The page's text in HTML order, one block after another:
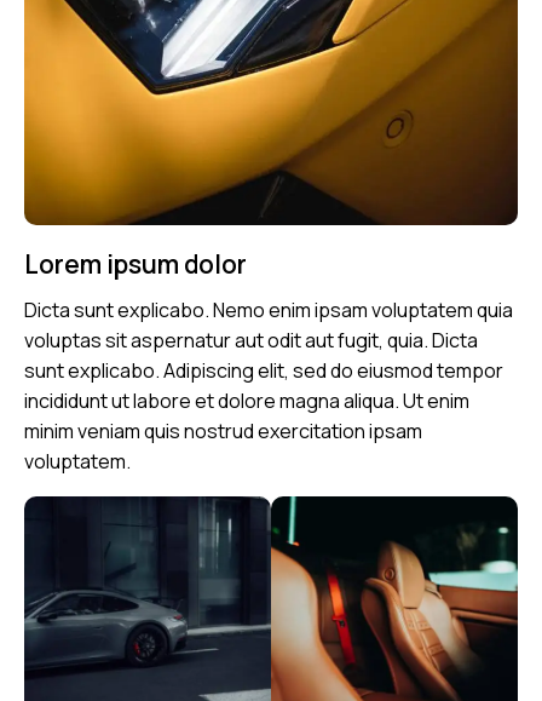
Lorem ipsum dolor
Dicta sunt explicabo. Nemo enim ipsam voluptatem quia
voluptas sit aspernatur aut odit aut fugit, quia. Dicta
sunt explicabo. Adipiscing elit, sed do eiusmod tempor
incididunt ut labore et dolore magna aliqua. Ut enim
minim veniam quis nostrud exercitation ipsam
voluptatem.